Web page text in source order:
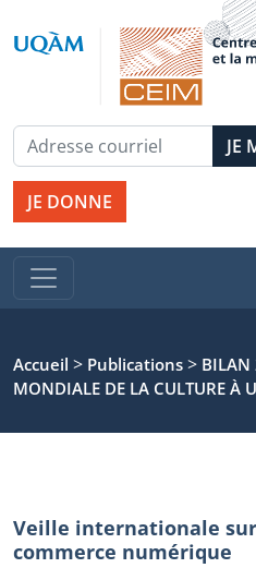
JE DONNE
Accueil > Publications > BILAN
MONDIALE DE LA CULTURE À
Veille internationale
commerce numérique